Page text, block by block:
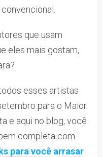
que usam
eles mais gostam,
esses artistas
para o Maior
e aqui no blog, você
completa com
para você arrasar